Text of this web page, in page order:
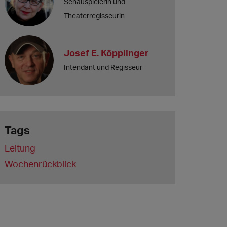
Theaterregisseurin
Josef E. Köpplinger
Intendant und Regisseur
Tags
Leitung
Wochenrückblick